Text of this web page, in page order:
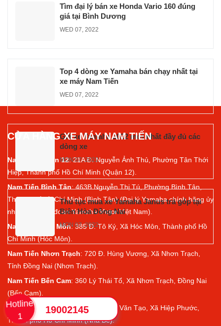
Tìm đại lý bán xe Honda Vario 160 đúng
giá tại Bình Dương
WED 07, 2022
Top 4 dòng xe Yamaha bán chạy nhất tại
xe máy Nam Tiến
WED 07, 2022
Giá xe Yamaha 2022 mới nhất đầy đủ các
dòng xe
MON 07, 2022
Thủ tục mua xe Yamaha Janus trả góp tại
Biên Hòa Đồng Nai
MON 07, 2022
CỬA HÀNG XE MÁY NAM TIẾN
Nam Tiến Quận 12: 21A Đ. Nguyễn Ảnh Thủ, Phường Tân Thới
Hiệp, Thành phố Hồ Chí Minh (Quận 12).
Nam Tiến Bình Tân: 463B Nguyễn Thị Tú, Phường Bình Tân,
Thành phố Hồ Chí Minh (Bình Tân) (Đại lý Yamaha chính hãng ủy
nhiệm của tập đoàn Yamaha Motor Việt Nam).
Nam Tiến Hóc Môn: 385 Đ. Tô Ký, Xã Hóc Môn, Thành phố Hồ
Chí Minh (Hóc Môn).
Nam Tiến Nhơn Trạch: 720 Đ. Hùng Vương, Xã Nhơn Trạch,
Tỉnh Đồng Nai (Nhơn Trạch).
Nam Tiến Bến Cam: 360 Lý Thái Tổ, Xã Nhơn Trạch, Đồng Nai
(Bến Cam).
Nam Tiến Nhà Bè: Số 770 Nguyễn Văn Tạo, Xã Hiệp Phước,
Thành phố Hồ Chí Minh (Nhà Bè).
Hotline
1
19002145